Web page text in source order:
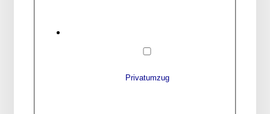
Privatumzug